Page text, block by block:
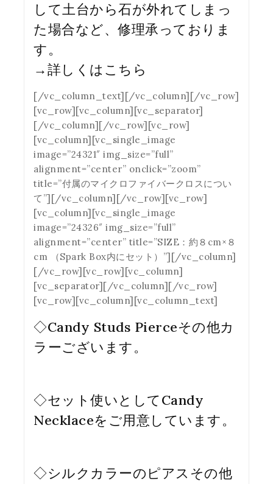
して土台から石が外れてしまっ
た場合など、修理承っておりま
す。
→詳しくはこちら
[/vc_column_text][/vc_column][/vc_row]
[vc_row][vc_column][vc_separator]
[/vc_column][/vc_row][vc_row]
[vc_column][vc_single_image
image=”24321″ img_size=”full”
alignment=”center” onclick=”zoom”
title=”付属のマイクロファイバークロスについ
て”][/vc_column][/vc_row][vc_row]
[vc_column][vc_single_image
image=”24326″ img_size=”full”
alignment=”center” title=”SIZE：約８cm×８
cm （Spark Box内にセット）”][/vc_column]
[/vc_row][vc_row][vc_column]
[vc_separator][/vc_column][/vc_row]
[vc_row][vc_column][vc_column_text]
◇Candy Studs Pierceその他カ
ラーございます。
◇セット使いとしてCandy
Necklaceをご用意しています。
◇シルクカラーのピアス その他